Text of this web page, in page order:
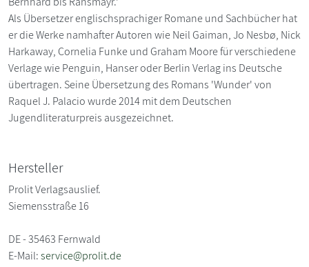
Als Übersetzer englischsprachiger Romane und Sachbücher hat
er die Werke namhafter Autoren wie Neil Gaiman, Jo Nesbø, Nick
Harkaway, Cornelia Funke und Graham Moore für verschiedene
Verlage wie Penguin, Hanser oder Berlin Verlag ins Deutsche
übertragen. Seine Übersetzung des Romans 'Wunder' von
Raquel J. Palacio wurde 2014 mit dem Deutschen
Jugendliteraturpreis ausgezeichnet.
Hersteller
Prolit Verlagsauslief.
Siemensstraße 16
DE - 35463 Fernwald
E-Mail:service@prolit.de